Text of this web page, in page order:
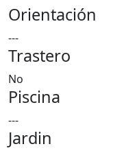
Orientación
---
Trastero
No
Piscina
---
Jardin